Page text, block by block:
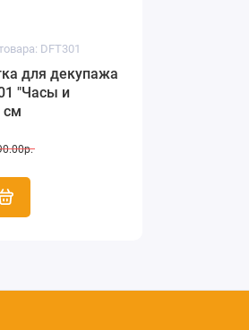
DFT301
для декупажа
"Часы и
см